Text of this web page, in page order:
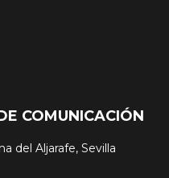
COMUNICACIÓN
del Aljarafe, Sevilla